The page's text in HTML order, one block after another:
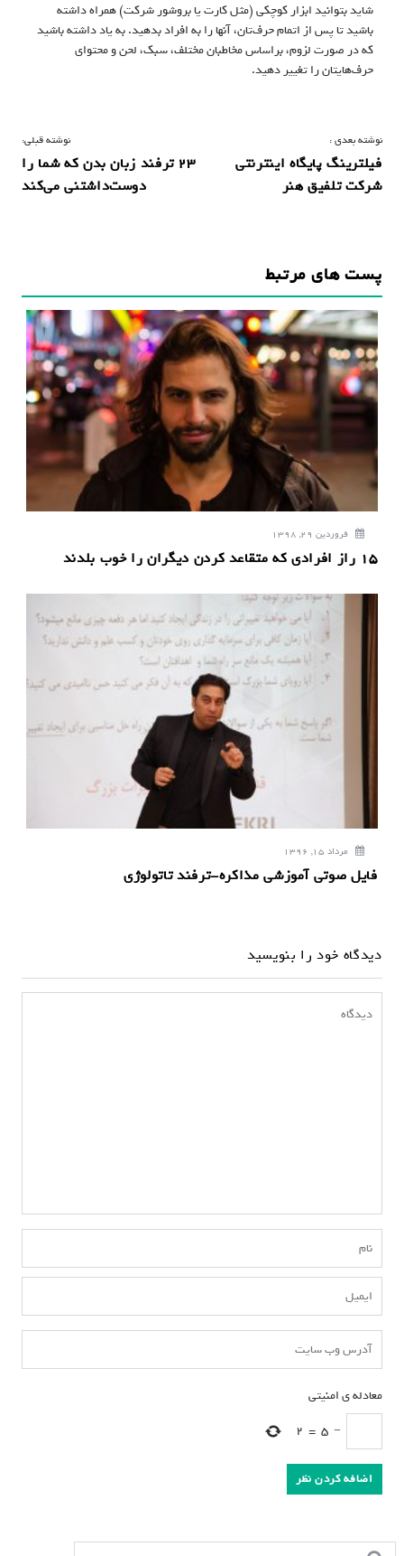
شاید بتوانید ابزار کوچکی (مثل کارت یا بروشور شرکت) همراه داشته
باشید تا پس از اتمام حرف‌تان، آنها را به افراد بدهید. به یاد داشته باشید
که در صورت لزوم، براساس مخاطبان مختلف، سبک، لحن و محتوای
حرف‌هایتان را تغییر دهید.
ر
ا
ی
ن
و
ش
ت
نوشته قبلی:
۲۳ ترفند زبان بدن که شما را
دوست‌داشتنی می‌کند
نوشته بعدی :
فیلترینگ پایگاه اینترنتی
شرکت تلفیق هنر
پست های مرتبط
فروردین 29, 1398
۱۵ راز افرادی که متقاعد کردن دیگران را خوب بلدند
مرداد 15, 1396
فایل صوتى آموزشى مذاکره-ترفند تاتولوژى
دیدگاه خود را بنویسید
معادله ی امنیتی
−
5
=
2